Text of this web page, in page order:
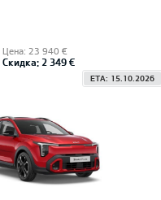
Цена: 23 940 €
Скидка: 2 349 €
ETA: 15.10.2026